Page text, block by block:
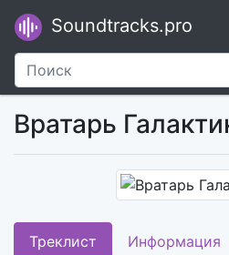
Soundtracks.pro
Вратарь
Треклист Информация